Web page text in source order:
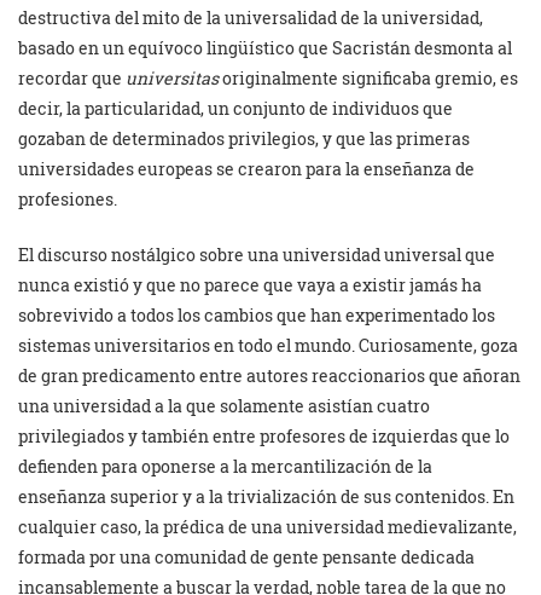
destructiva del mito de la universalidad de la universidad,
basado en un equívoco lingüístico que Sacristán desmonta al
recordar que universitasoriginalmente significaba gremio, es
decir, la particularidad, un conjunto de individuos que
gozaban de determinados privilegios, y que las primeras
universidades europeas se crearon para la enseñanza de
profesiones.
El discurso nostálgico sobre una universidad universal que
nunca existió y que no parece que vaya a existir jamás ha
sobrevivido a todos los cambios que han experimentado los
sistemas universitarios en todo el mundo. Curiosamente, goza
de gran predicamento entre autores reaccionarios que añoran
una universidad a la que solamente asistían cuatro
privilegiados y también entre profesores de izquierdas que lo
defienden para oponerse a la mercantilización de la
enseñanza superior y a la trivialización de sus contenidos. En
cualquier caso, la prédica de una universidad medievalizante,
formada por una comunidad de gente pensante dedicada
incansablemente a buscar la verdad, noble tarea de la que no